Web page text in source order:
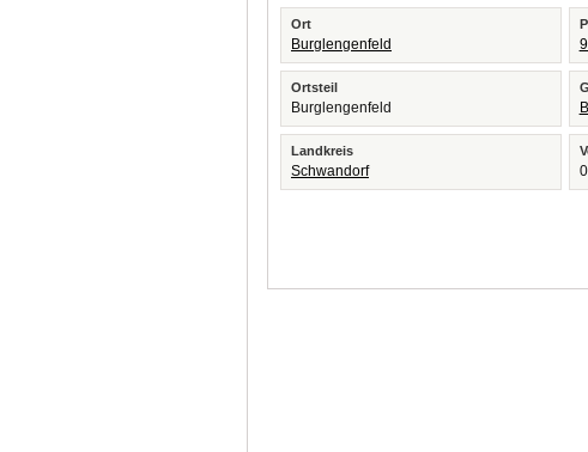
Ort
Burglengenfeld
Ortsteil
Burglengenfeld
Landkreis
Schwandorf